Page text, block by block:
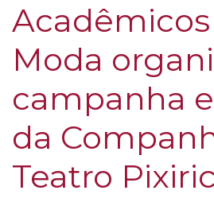
Moda
campanha
da
Teatro